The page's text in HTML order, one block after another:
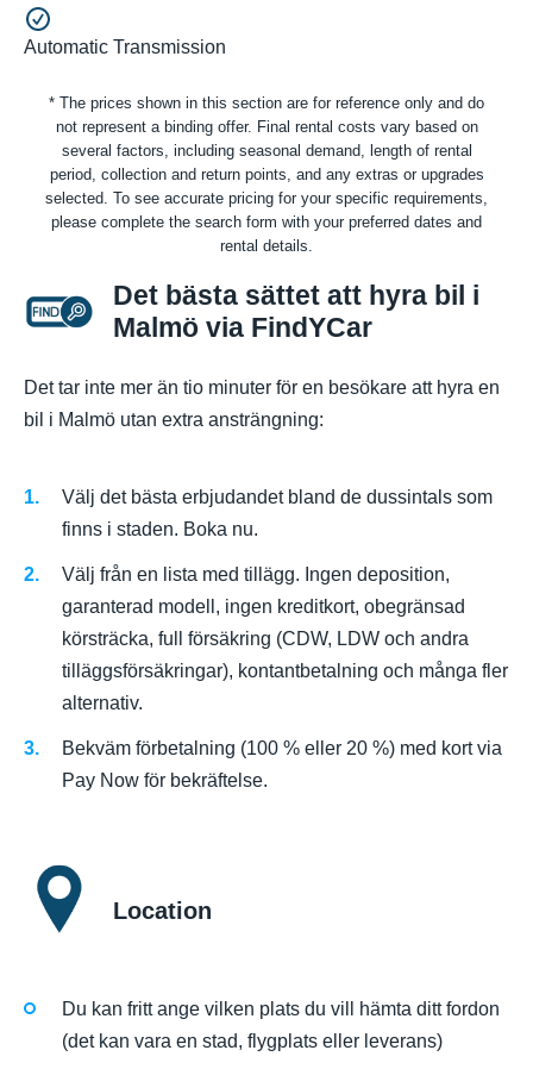
Automatic Transmission
* The prices shown in this section are for reference only and do
not represent a binding offer. Final rental costs vary based on
several factors, including seasonal demand, length of rental
period, collection and return points, and any extras or upgrades
selected. To see accurate pricing for your specific requirements,
please complete the search form with your preferred dates and
rental details.
Det bästa sättet att hyra bil i
Malmö via FindYCar
Det tar inte mer än tio minuter för en besökare att hyra en
bil i Malmö utan extra ansträngning:
Välj det bästa erbjudandet bland de dussintals som
finns i staden. Boka nu.
Välj från en lista med tillägg. Ingen deposition,
garanterad modell, ingen kreditkort, obegränsad
körsträcka, full försäkring (CDW, LDW och andra
tilläggsförsäkringar), kontantbetalning och många fler
alternativ.
Bekväm förbetalning (100 % eller 20 %) med kort via
Pay Now för bekräftelse.
Location
Du kan fritt ange vilken plats du vill hämta ditt fordon
(det kan vara en stad, flygplats eller leverans)